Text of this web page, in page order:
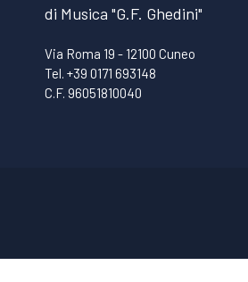
di Musica "G.F. Ghedini"
Via Roma 19 - 12100 Cuneo
Tel. +39 0171 693148
C.F. 96051810040